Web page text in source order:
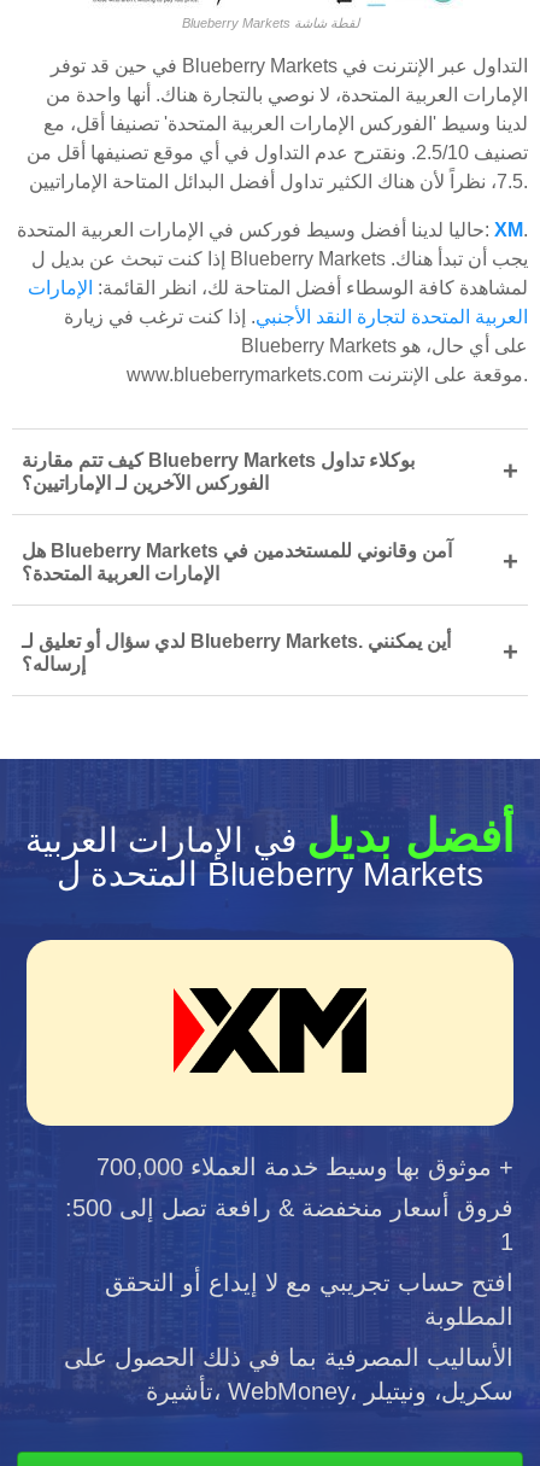
Blueberry Markets لقطة شاشة
في حين قد توفر Blueberry Markets التداول عبر الإنترنت في
الإمارات العربية المتحدة، لا نوصي بالتجارة هناك. أنها واحدة من
لدينا وسيط 'الفوركس الإمارات العربية المتحدة' تصنيفا أقل، مع
تصنيف 2.5/10. ونقترح عدم التداول في أي موقع تصنيفها أقل من
7.5، نظراً لأن هناك الكثير تداول أفضل البدائل المتاحة الإماراتيين.
حاليا لدينا أفضل وسيط فوركس في الإمارات العربية المتحدة: XM.
إذا كنت تبحث عن بديل ل Blueberry Markets يجب أن تبدأ هناك.
لمشاهدة كافة الوسطاء أفضل المتاحة لك، انظر القائمة: الإمارات
العربية المتحدة لتجارة النقد الأجنبي. إذا كنت ترغب في زيارة
Blueberry Markets على أي حال، هو
www.blueberrymarkets.com موقعة على الإنترنت.
كيف تتم مقارنة Blueberry Markets بوكلاء تداول
الفوركس الآخرين لـ الإماراتيين؟
+
هل Blueberry Markets آمن وقانوني للمستخدمين في
الإمارات العربية المتحدة؟
+
لدي سؤال أو تعليق لـ Blueberry Markets. أين يمكنني
إرساله؟
+
أفضل بديل في الإمارات العربية
المتحدة ل Blueberry Markets
موثوق بها وسيط خدمة العملاء 700,000 +
فروق أسعار منخفضة & رافعة تصل إلى 500:
1
افتح حساب تجريبي مع لا إيداع أو التحقق
المطلوبة
الأساليب المصرفية بما في ذلك الحصول على
تأشيرة، WebMoney، سكريل، ونيتيلر